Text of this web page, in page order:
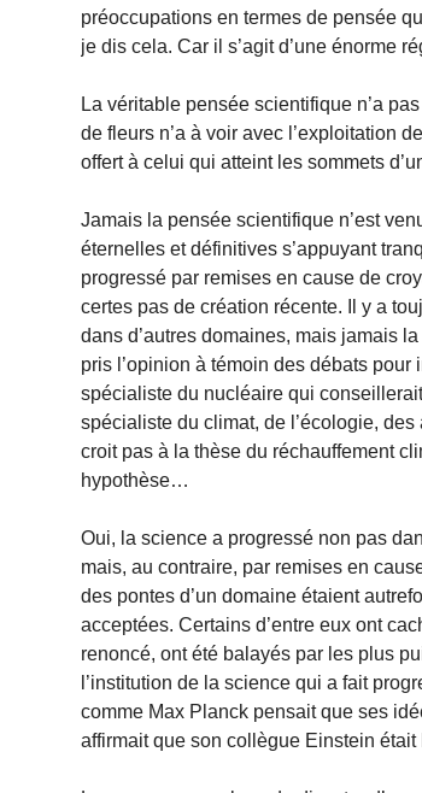
préoccupations en termes de pensée
je dis cela. Car il s’agit d’une énorme
La véritable pensée scientifique n’a
de fleurs n’a à voir avec l’exploitation
offert à celui qui atteint les sommets
Jamais la pensée scientifique n’est
éternelles et définitives s’appuyant
progressé par remises en cause de
certes pas de création récente. Il y a
dans d’autres domaines, mais jamais
pris l’opinion à témoin des débats
spécialiste du nucléaire qui
spécialiste du climat, de l’écologie,
croit pas à la thèse du réchauffement
hypothèse…
Oui, la science a progressé non pas
mais, au contraire, par remises en
des pontes d’un domaine étaient
acceptées. Certains d’entre eux ont
renoncé, ont été balayés par les plus
l’institution de la science qui a fait
comme Max Planck pensait que ses
affirmait que son collègue Einstein